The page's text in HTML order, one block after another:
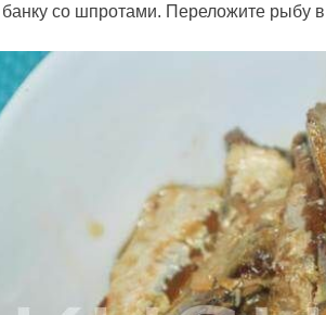
со шпротами. Переложите рыбу в